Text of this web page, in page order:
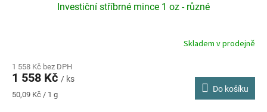
Investiční stříbrné mince 1 oz - různé
produktu
je
3,6
Skladem v prodejně
1 558 Kč bez DPH
1 558 Kč / ks
Měrná
50,09 Kč / 1 g
Do košíku